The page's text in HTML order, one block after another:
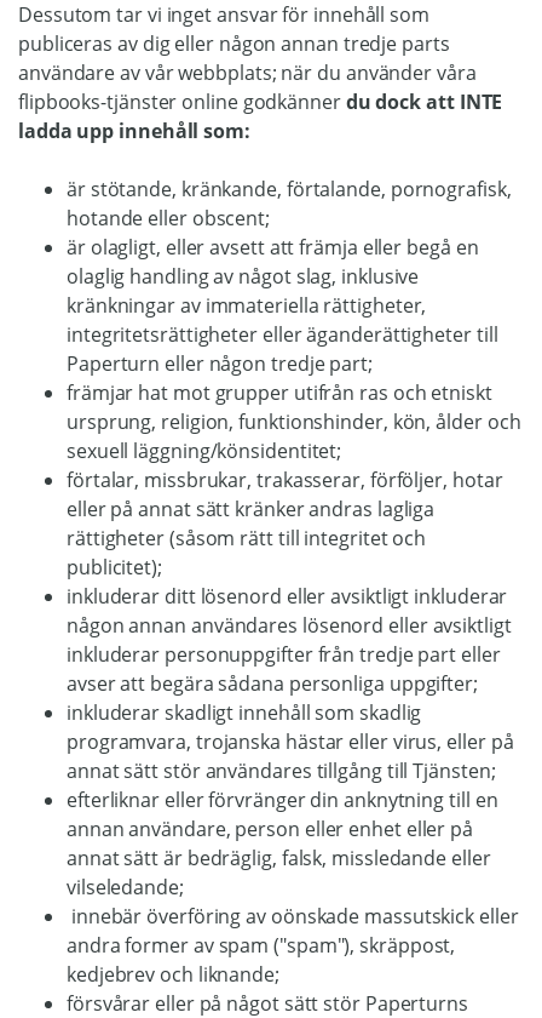
Dessutom tar vi inget ansvar för innehåll som
publiceras av dig eller någon annan tredje parts
användare av vår webbplats; när du använder våra
flipbooks-tjänster online godkännerdu dock att INTE
ladda upp innehåll som:
är stötande, kränkande, förtalande, pornografisk,
hotande eller obscent;
är olagligt, eller avsett att främja eller begå en
olaglig handling av något slag, inklusive
kränkningar av immateriella rättigheter,
integritetsrättigheter eller äganderättigheter till
Paperturn eller någon tredje part;
främjar hat mot grupper utifrån ras och etniskt
ursprung, religion, funktionshinder, kön, ålder och
sexuell läggning/könsidentitet;
förtalar, missbrukar, trakasserar, förföljer, hotar
eller på annat sätt kränker andras lagliga
rättigheter (såsom rätt till integritet och
publicitet);
inkluderar ditt lösenord eller avsiktligt inkluderar
någon annan användares lösenord eller avsiktligt
inkluderar personuppgifter från tredje part eller
avser att begära sådana personliga uppgifter;
inkluderar skadligt innehåll som skadlig
programvara, trojanska hästar eller virus, eller på
annat sätt stör användares tillgång till Tjänsten;
efterliknar eller förvränger din anknytning till en
annan användare, person eller enhet eller på
annat sätt är bedräglig, falsk, missledande eller
vilseledande;
innebär överföring av oönskade massutskick eller
andra former av spam ("spam"), skräppost,
kedjebrev och liknande;
försvårar eller på något sätt stör Paperturns